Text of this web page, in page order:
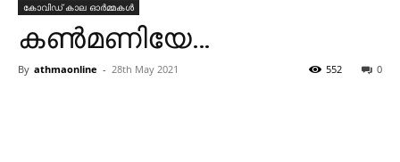
കോവിഡ് കാല ഓർമ്മകൾ
കൺമണിയേ…
By athmaonline - 28th May 2021 0
552